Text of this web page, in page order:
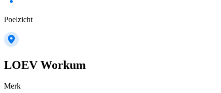
Poelzicht
LOEV Workum
Merk